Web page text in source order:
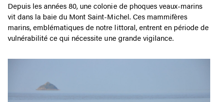
Depuis les années 80, une colonie de phoques veaux-marins
vit dans la baie du Mont Saint-Michel. Ces mammifères
marins, emblématiques de notre littoral, entrent en période de
vulnérabilité ce qui nécessite une grande vigilance.